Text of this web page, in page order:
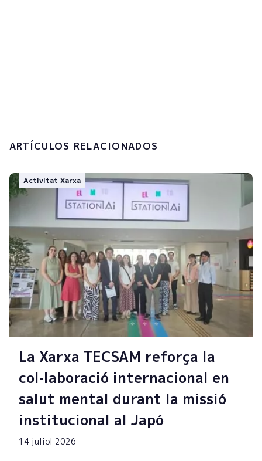
ARTÍCULOS RELACIONADOS
Activitat Xarxa
La Xarxa TECSAM reforça la
col·laboració internacional en
salut mental durant la missió
institucional al Japó
14 juliol 2026